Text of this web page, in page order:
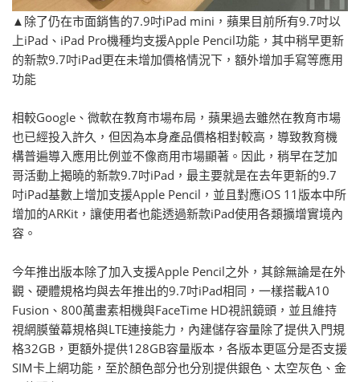
▲除了仍在市面銷售的7.9吋iPad mini，蘋果目前所有9.7吋以
上iPad、iPad Pro機種均支援Apple Pencil功能，其中稍早更新
的新款9.7吋iPad更在未增加價格情況下，額外增加手寫等應用
功能
相較Google、微軟在教育市場布局，蘋果過去雖然在教育市場
也已經投入許久，但因為本身產品價格相對較高，導致教育機
構普遍導入應用比例並不像商用市場顯著。因此，稍早在芝加
哥活動上揭曉的新款9.7吋iPad，最主要就是在去年更新的9.7
吋iPad基數上增加支援Apple Pencil，並且對應iOS 11版本中所
增加的ARKit，讓使用者也能透過新款iPad使用各類擴增實境內
容。
今年推出版本除了加入支援Apple Pencil之外，其餘無論是在外
觀、硬體規格均與去年推出的9.7吋iPad相同，一樣搭載A10
Fusion、800萬畫素相機與FaceTime HD視訊鏡頭，並且維持
視網膜螢幕規格與LTE連接能力，內建儲存容量除了提供入門規
格32GB，更額外提供128GB容量版本，各版本更區分是否支援
SIM卡上網功能，至於顏色部分也分別提供銀色、太空灰色、金